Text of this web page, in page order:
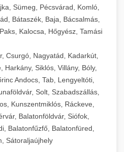
Sümeg, Pécsvárad, Komló,
Bátaszék, Baja, Bácsalmás,
Kalocsa, Hőgyész, Tamási
Csurgó, Nagyatád, Kadarkút,
Harkány, Siklós, Villány, Bóly,
Andocs, Tab, Lengyeltóti,
Solt, Szabadszállás,
Kunszentmiklós, Ráckeve,
Balatonföldvár, Siófok,
Balatonfűzfő, Balatonfüred,
Sátoraljaújhely